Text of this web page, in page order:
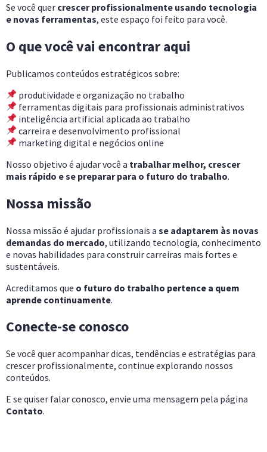
Se você quer crescer profissionalmente usando tecnologia
e novas ferramentas, este espaço foi feito para você.
O que você vai encontrar aqui
Publicamos conteúdos estratégicos sobre:
produtividade e organização no trabalho
ferramentas digitais para profissionais administrativos
inteligência artificial aplicada ao trabalho
carreira e desenvolvimento profissional
marketing digital e negócios online
Nosso objetivo é ajudar você a trabalhar melhor, crescer
mais rápido e se preparar para o futuro do trabalho.
Nossa missão
Nossa missão é ajudar profissionais a se adaptarem às novas
demandas do mercado, utilizando tecnologia, conhecimento
e novas habilidades para construir carreiras mais fortes e
sustentáveis.
Acreditamos que o futuro do trabalho pertence a quem
aprende continuamente.
Conecte-se conosco
Se você quer acompanhar dicas, tendências e estratégias para
crescer profissionalmente, continue explorando nossos
conteúdos.
E se quiser falar conosco, envie uma mensagem pela página
Contato.